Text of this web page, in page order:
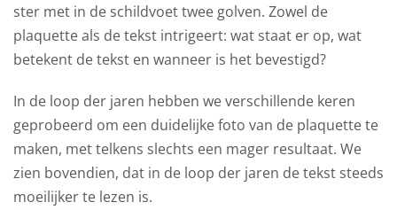
ster met in de schildvoet twee golven. Zowel de
plaquette als de tekst intrigeert: wat staat er op, wat
betekent de tekst en wanneer is het bevestigd?
In de loop der jaren hebben we verschillende keren
geprobeerd om een duidelijke foto van de plaquette te
maken, met telkens slechts een mager resultaat. We
zien bovendien, dat in de loop der jaren de tekst steeds
moeilijker te lezen is.